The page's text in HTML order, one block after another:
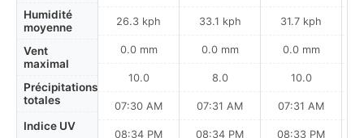
Humidité
moyenne
Vent
maximal
Précipitations
totales
Indice UV
26.3 kph
0.0 mm
10.0
07:30 AM
08:34 PM
33.1 kph
0.0 mm
8.0
07:31 AM
08:34 PM
31.7 kph
0.0 mm
10.0
07:31 AM
08:33 PM